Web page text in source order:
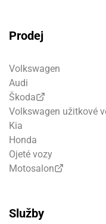
Prodej
Volkswagen
Audi
Škoda
Volkswagen užitkové
Kia
Honda
Ojeté vozy
Motosalon
Služby